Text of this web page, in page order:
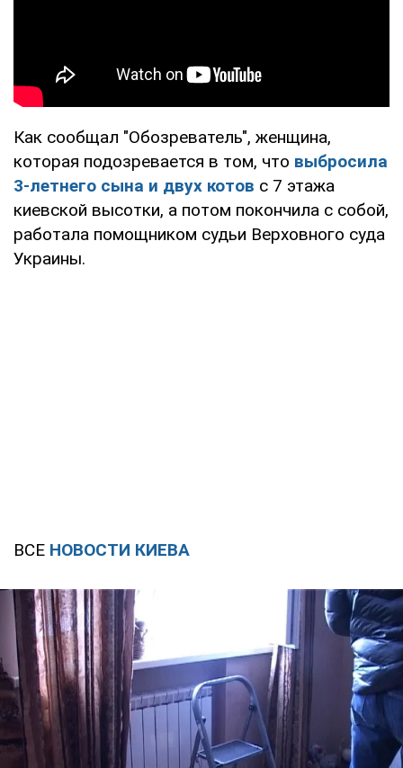
Как сообщал "Обозреватель", женщина,
которая подозревается в том, что выбросила
3-летнего сына и двух котов с 7 этажа
киевской высотки, а потом покончила с собой,
работала помощником судьи Верховного суда
Украины.
ВСЕ НОВОСТИ КИЕВА